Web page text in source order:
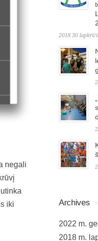
negali
iki
2018 30
Archives
2022 m.
2018 m.